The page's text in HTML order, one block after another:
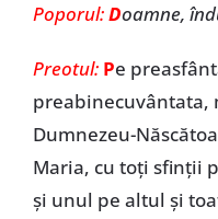
Poporul:Doamne,
Preotul: Pe
preabinecuvântata,
Dumnezeu-
Maria, cu toţi sfinţii
şi unul pe altul şi